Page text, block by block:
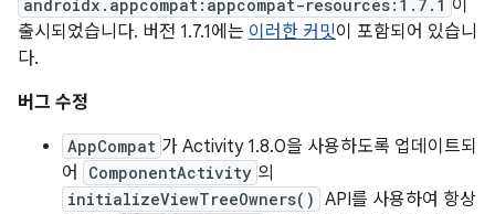
androidx.appcompat:appcompat-resources:1.7.1 이
출시되었습니다. 버전 1.7.1에는 이러한 커밋이 포함되어 있습니
다.
버그 수정
AppCompat 가 Activity 1.8.0을 사용하도록 업데이트되
어
ComponentActivity 의
initializeViewTreeOwners() API를 사용하여 항상